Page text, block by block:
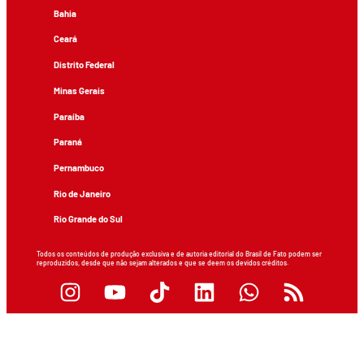
Bahia
Ceará
Distrito Federal
Minas Gerais
Paraíba
Paraná
Pernambuco
Rio de Janeiro
Rio Grande do Sul
Todos os conteúdos de produção exclusiva e de autoria editorial do Brasil de Fato podem ser
reproduzidos, desde que não sejam alterados e que se deem os devidos créditos.